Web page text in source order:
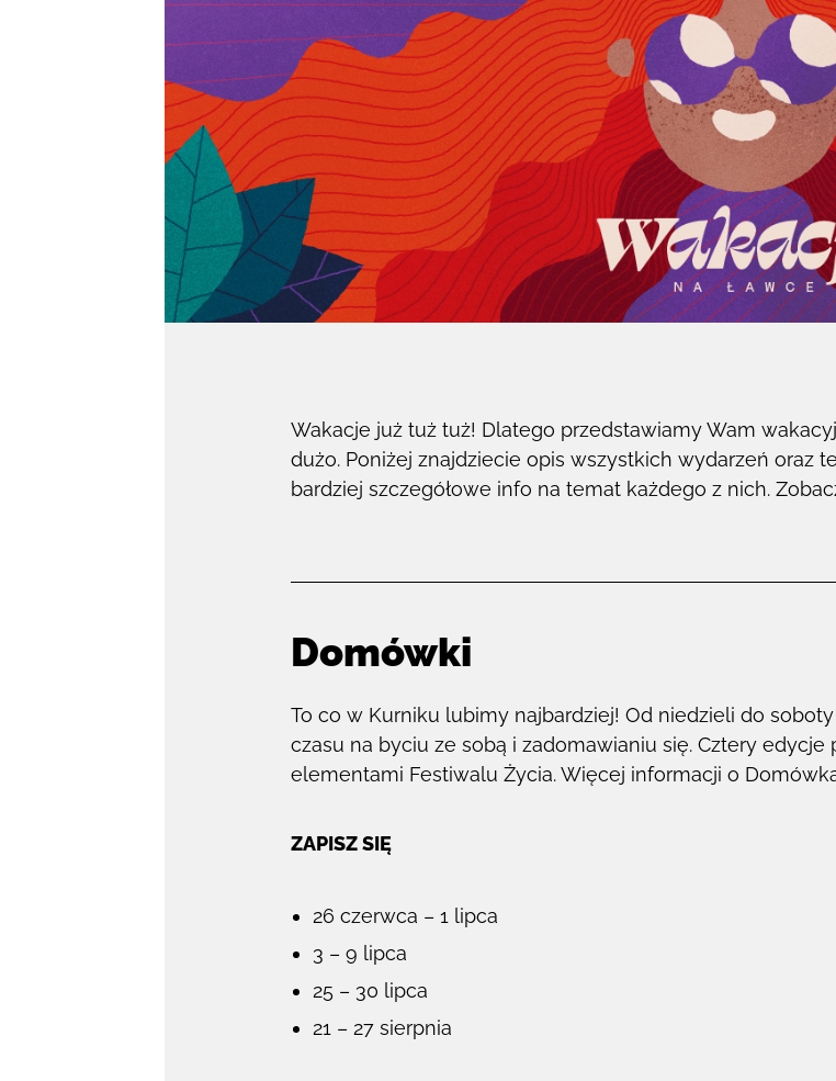
Wakacje już tuż tuż! Dlatego przedstawiamy Wam
dużo. Poniżej znajdziecie opis wszystkich wydarzeń oraz
bardziej szczegółowe info na temat każdego z nich.
Domówki
To co w Kurniku lubimy najbardziej! Od niedzieli do
czasu na byciu ze sobą i zadomawianiu się. Cztery edycje
elementami Festiwalu Życia. Więcej informacji o
ZAPISZ SIĘ
26 czerwca – 1 lipca
3 – 9 lipca
25 – 30 lipca
21 – 27 sierpnia